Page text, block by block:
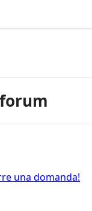
una domanda!